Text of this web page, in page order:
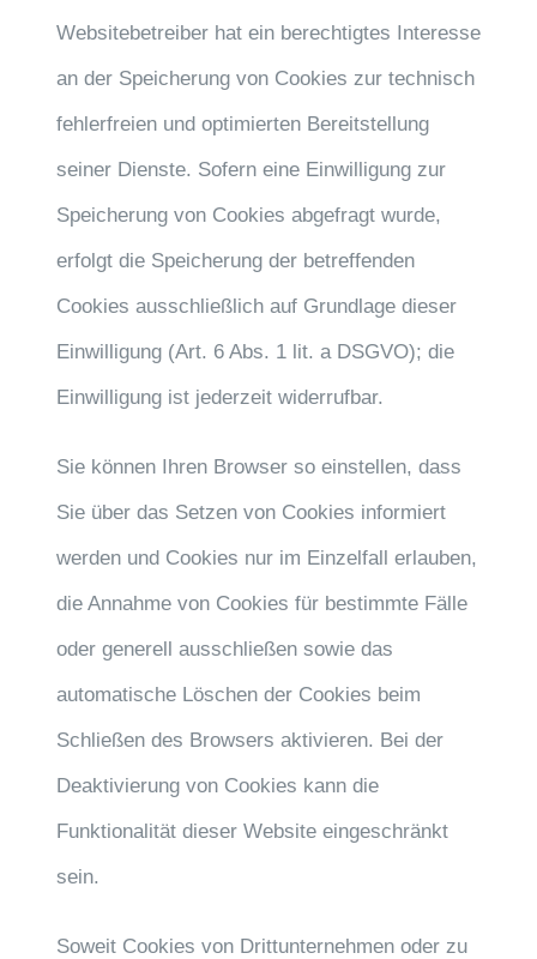
Websitebetreiber hat ein berechtigtes Interesse
an der Speicherung von Cookies zur technisch
fehlerfreien und optimierten Bereitstellung
seiner Dienste. Sofern eine Einwilligung zur
Speicherung von Cookies abgefragt wurde,
erfolgt die Speicherung der betreffenden
Cookies ausschließlich auf Grundlage dieser
Einwilligung (Art. 6 Abs. 1 lit. a DSGVO); die
Einwilligung ist jederzeit widerrufbar.
Sie können Ihren Browser so einstellen, dass
Sie über das Setzen von Cookies informiert
werden und Cookies nur im Einzelfall erlauben,
die Annahme von Cookies für bestimmte Fälle
oder generell ausschließen sowie das
automatische Löschen der Cookies beim
Schließen des Browsers aktivieren. Bei der
Deaktivierung von Cookies kann die
Funktionalität dieser Website eingeschränkt
sein.
Soweit Cookies von Drittunternehmen oder zu